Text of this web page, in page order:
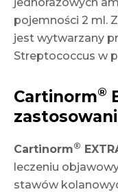
pojemności 2 ml.
jest wytwarzany
Streptococcus w
Cartinorm®
Cartinorm®
leczeniu
stawów